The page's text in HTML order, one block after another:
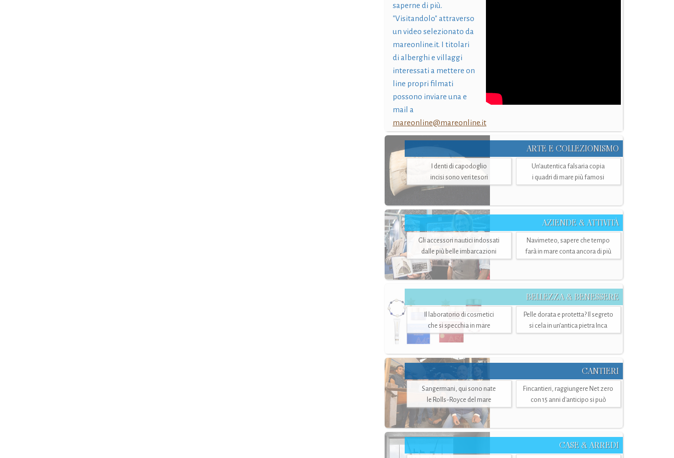
saperne di più.
"Visitandolo" attraverso
un video selezionato da
mareonline.it. I titolari
di alberghi e villaggi
interessati a mettere on
line propri filmati
possono inviare una e
mail a
mareonline@mareonline.it
ARTE E COLLEZIONISMO
I denti di capodoglio
incisi sono veri tesori
Un’autentica falsaria copia
i quadri di mare più famosi
AZIENDE & ATTIVITÀ
Gli accessori nautici indossati
dalle più belle imbarcazioni
Navimeteo, sapere che tempo
farà in mare conta ancora di più
BELLEZZA & BENESSERE
Il laboratorio di cosmetici
che si specchia in mare
Pelle dorata e protetta? Il segreto
si cela in un’antica pietra Inca
CANTIERI
Sangermani, qui sono nate
le Rolls-Royce del mare
Fincantieri, raggiungere Net zero
con 15 anni d'anticipo si può
CASE & ARREDI